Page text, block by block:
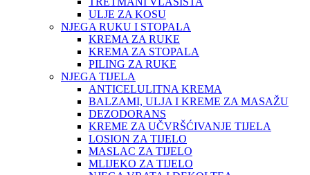
ULJE ZA KOSU
NJEGA RUKU I STOPALA
KREMA ZA RUKE
KREMA ZA STOPALA
PILING ZA RUKE
NJEGA TIJELA
ANTICELULITNA KREMA
BALZAMI, ULJA I KREME ZA MASAŽU
DEZODORANS
KREME ZA UČVRŠĆIVANJE TIJELA
LOSION ZA TIJELO
MASLAC ZA TIJELO
MLIJEKO ZA TIJELO